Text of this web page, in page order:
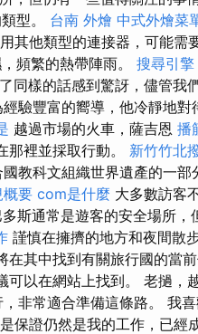
型。 台南 外燴 中式外燴菜
其他類型的連接器，可能需
頻繁的熱帶陣雨。 搜尋引擎
同樣的話感到驚訝，儘管我
驗豐富的嚮導，他冷靜地對
越過市場的火車，薩吉恩 播
那裡並採取行動。 新竹竹北
教科文組織世界遺產的一
概要 com是什麼 大多數訪客
多斯通常是遊客的安全場所
謹慎在擁擠的地方和夜間散
其中找到有關旅行國的當前
可以在網站上找到。 老撾
非常適合準備這條路。 我
保證仍然是我的工作，已經